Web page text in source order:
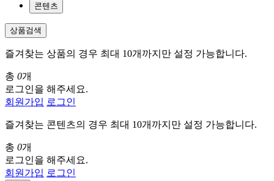
콘텐츠
상품검색
즐겨찾는 상품의 경우 최대 10개까지만 설정 가능합니다.
총 0개
로그인을 해주세요.
회원가입 로그인
즐겨찾는 콘텐츠의 경우 최대 10개까지만 설정 가능합니다.
총 0개
로그인을 해주세요.
회원가입 로그인